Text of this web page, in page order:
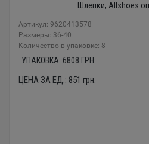
Шлепки, Allshoes
Артикул: 9620413578
Размеры: 36-40
Количество в упаковке: 8
УПАКОВКА: 6808 ГРН.
ЦЕНА ЗА ЕД.: 851 грн.